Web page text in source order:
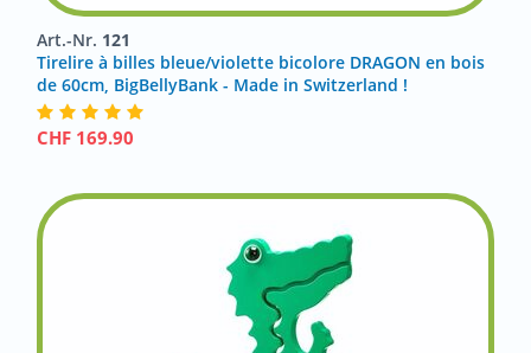
Art.-Nr. 121
Tirelire à billes bleue/violette bicolore DRAGON en bois
de 60cm, BigBellyBank - Made in Switzerland !
CHF 169.90